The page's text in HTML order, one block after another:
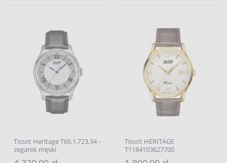
Tissot Heritage T66.1.723.34 -
zegarek męski
Tissot HERITAGE
T1184103627700